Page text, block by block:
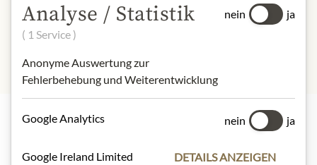
Salz:0 g
Analyse / Statistik
( 1 Service )
Anonyme Auswertung zur
Fehlerbehebung und Weiterentwicklung
nein ja
Google Analytics nein ja
Google Ireland Limited DETAILS ANZEIGEN